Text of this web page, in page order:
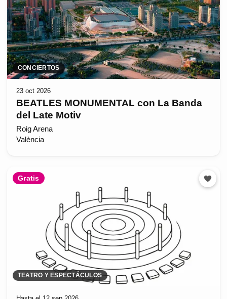
CONCIERTOS
23 oct 2026
BEATLES MONUMENTAL con La Banda
del Late Motiv
Roig Arena
València
Gratis
TEATRO Y ESPECTÁCULOS